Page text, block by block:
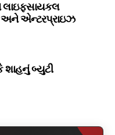
લાઇફસાયકલ
અને એન્ટરપ્રાઇઝ
શાહનું બ્યુટી